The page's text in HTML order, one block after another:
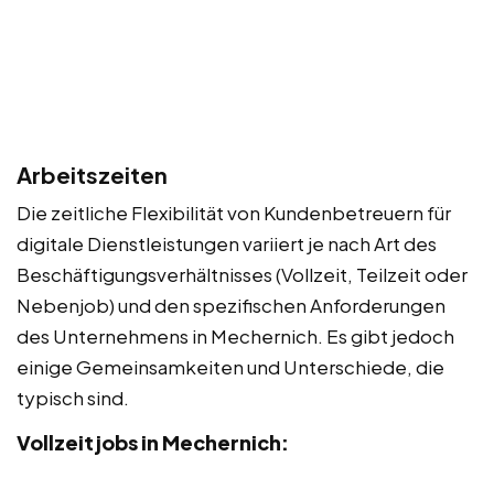
Arbeitszeiten
Die zeitliche Flexibilität von Kundenbetreuern für
digitale Dienstleistungen variiert je nach Art des
Beschäftigungsverhältnisses (Vollzeit, Teilzeit oder
Nebenjob) und den spezifischen Anforderungen
des Unternehmens in Mechernich. Es gibt jedoch
einige Gemeinsamkeiten und Unterschiede, die
typisch sind.
Vollzeitjobs in Mechernich: